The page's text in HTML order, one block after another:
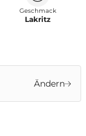
Geschmack
Lakritz
Ändern